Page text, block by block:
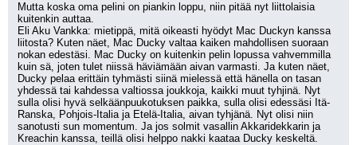
Mutta koska oma pelini on piankin loppu, niin pitää nyt liittolaisia
kuitenkin auttaa.
Eli Aku Vankka: mietippä, mitä oikeasti hyödyt Mac Duckyn kanssa
liitosta? Kuten näet, Mac Ducky valtaa kaiken mahdollisen suoraan
nokan edestäsi. Mac Ducky on kuitenkin pelin lopussa vahvemmilla
kuin sä, joten tulet niissä häviämään aivan varmasti. Ja kuten näet,
Ducky pelaa erittäin tyhmästi siinä mielessä että hänella on tasan
yhdessä tai kahdessa valtiossa joukkoja, kaikki muut tyhjinä. Nyt
sulla olisi hyvä selkäänpuukotuksen paikka, sulla olisi edessäsi Itä-
Ranska, Pohjois-Italia ja Etelä-Italia, aivan tyhjänä. Nyt olisi niin
sanotusti sun momentum. Ja jos solmit vasallin Akkaridekkarin ja
Kreachin kanssa, teillä olisi helppo nakki kaataa Ducky keskeltä.